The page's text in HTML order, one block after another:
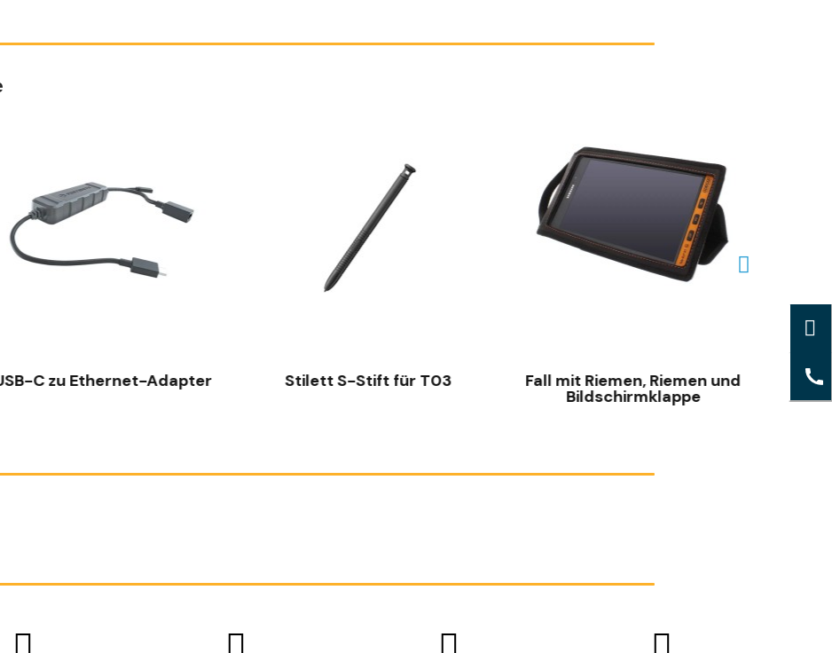
C zu Ethernet-Adapter Stilett S-Stift für T03 Fall mit Riemen, Riemen und
Bildschirmklappe